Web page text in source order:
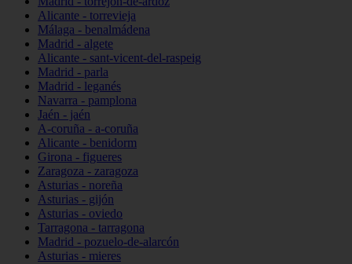
Alicante - torrevieja
Málaga - benalmádena
Madrid - algete
Alicante - sant-vicent-del-raspeig
Madrid - parla
Madrid - leganés
Navarra - pamplona
Jaén - jaén
A-coruña - a-coruña
Alicante - benidorm
Girona - figueres
Zaragoza - zaragoza
Asturias - noreña
Asturias - gijón
Asturias - oviedo
Tarragona - tarragona
Madrid - pozuelo-de-alarcón
Asturias - mieres